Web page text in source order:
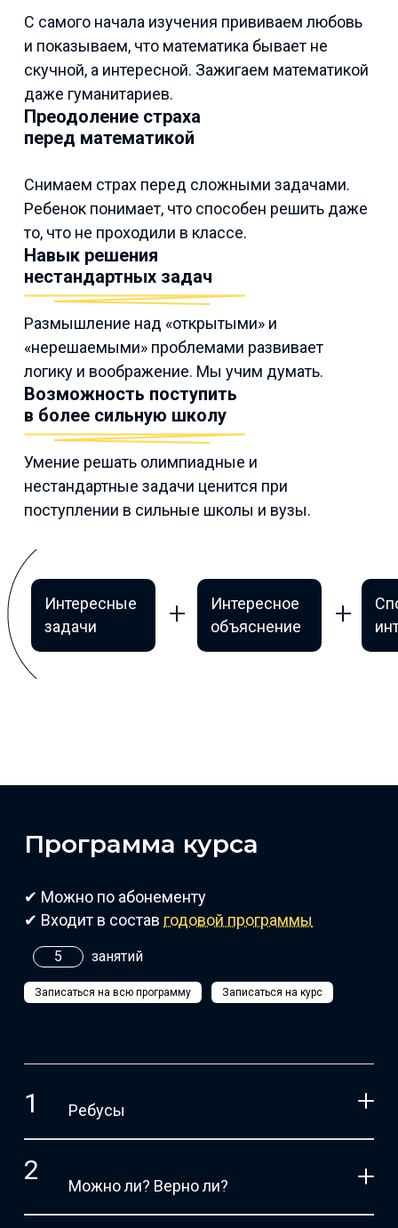
С самого начала изучения прививаем любовь
и показываем, что математика бывает не
скучной, а интересной. Зажигаем математикой
даже гуманитариев.
Преодоление страха
перед математикой
Снимаем страх перед сложными задачами.
Ребенок понимает, что способен решить даже
то, что не проходили в классе.
Навык решения
нестандартных задач
Размышление над «открытыми» и
«нерешаемыми» проблемами развивает
логику и воображение. Мы учим думать.
Возможность поступить
в более сильную школу
Умение решать олимпиадные и
нестандартные задачи ценится при
поступлении в сильные школы и вузы.
Интересные
задачи
Интересное
объяснение
Программа курса
✔ Можно по абонементу
✔ Входит в состав годовой программы
5 занятий
Записаться на всю программу Записаться на курс
Ребусы
Можно ли? Верно ли?